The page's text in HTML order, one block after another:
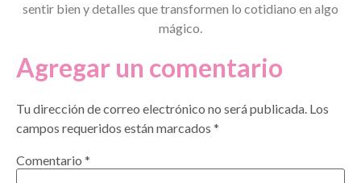
sentir bien y detalles que transformen lo cotidiano en algo
mágico.
Agregar un comentario
Tu dirección de correo electrónico no será publicada. Los
campos requeridos están marcados *
Comentario *